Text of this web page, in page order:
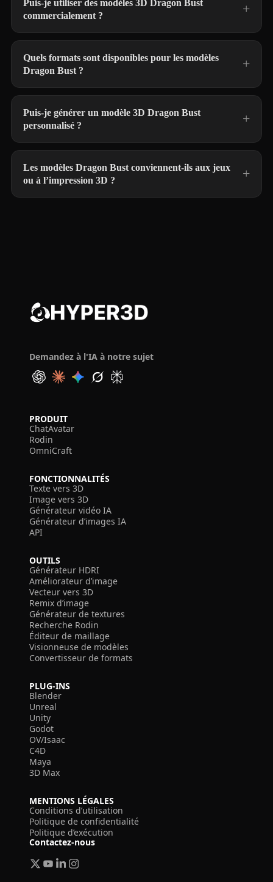
Puis-je utiliser des modèles 3D Dragon Bust
commercialement ?
Quels formats sont disponibles pour les modèles
Dragon Bust ?
Puis-je générer un modèle 3D Dragon Bust
personnalisé ?
Les modèles Dragon Bust conviennent-ils aux jeux
ou à l’impression 3D ?
Demandez à l'IA à notre sujet
PRODUIT
ChatAvatar
Rodin
OmniCraft
FONCTIONNALITÉS
Texte vers 3D
Image vers 3D
Générateur vidéo IA
Générateur d’images IA
API
OUTILS
Générateur HDRI
Améliorateur d’image
Vecteur vers 3D
Remix d’image
Générateur de textures
Recherche Rodin
Éditeur de maillage
Visionneuse de modèles
Convertisseur de formats
PLUG-INS
Blender
Unreal
Unity
Godot
OV/Isaac
C4D
Maya
3D Max
MENTIONS LÉGALES
Conditions d’utilisation
Politique de confidentialité
Politique d’exécution
Contactez-nous